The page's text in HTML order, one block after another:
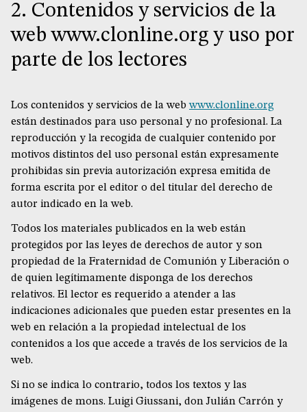
2. Contenidos y servicios de la
web www.clonline.org y uso por
parte de los lectores
Los contenidos y servicios de la webwww.clonline.org
están destinados para uso personal y no profesional. La
reproducción y la recogida de cualquier contenido por
motivos distintos del uso personal están expresamente
prohibidas sin previa autorización expresa emitida de
forma escrita por el editor o del titular del derecho de
autor indicado en la web.
Todos los materiales publicados en la web están
protegidos por las leyes de derechos de autor y son
propiedad de la Fraternidad de Comunión y Liberación o
de quien legítimamente disponga de los derechos
relativos. El lector es requerido a atender a las
indicaciones adicionales que pueden estar presentes en la
web en relación a la propiedad intelectual de los
contenidos a los que accede a través de los servicios de la
web.
Si no se indica lo contrario, todos los textos y las
imágenes de mons. Luigi Giussani, don Julián Carrón y